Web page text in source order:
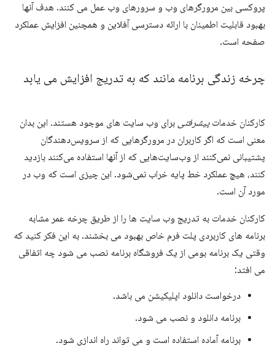
پروکسی بین مرورگرهای وب و سرورهای وب عمل می کنند. هدف آنها
بهبود قابلیت اطمینان با ارائه دسترسی آفلاین و همچنین افزایش عملکرد
صفحه است.
چرخه زندگی برنامه مانند که به تدریج افزایش می یابد
کارکنان خدماتپیشرفتی برای وب سایت های موجود هستند. این بدان
معنی است که اگر کاربران در مرورگرهایی که از سرویس‌دهندگان
پشتیبانی نمی‌کنند از وب‌سایت‌هایی که از آنها استفاده می‌کنند بازدید
کنند، هیچ عملکرد خط پایه خراب نمی‌شود. این چیزی است که وب در
مورد آن است.
کارکنان خدمات به تدریج وب سایت ها را از طریق چرخه عمر مشابه
برنامه های کاربردی پلت فرم خاص بهبود می بخشند. به این فکر کنید که
وقتی یک برنامه بومی از یک فروشگاه برنامه نصب می شود چه اتفاقی
می افتد:
درخواست دانلود اپلیکیشن می باشد.
برنامه دانلود و نصب می شود.
برنامه آماده استفاده است و می تواند راه اندازی شود.